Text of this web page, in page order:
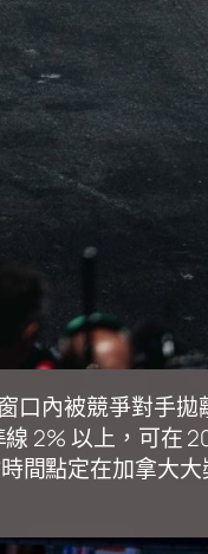
口內被競爭對手
2% 以上，可在
間點定在加拿大